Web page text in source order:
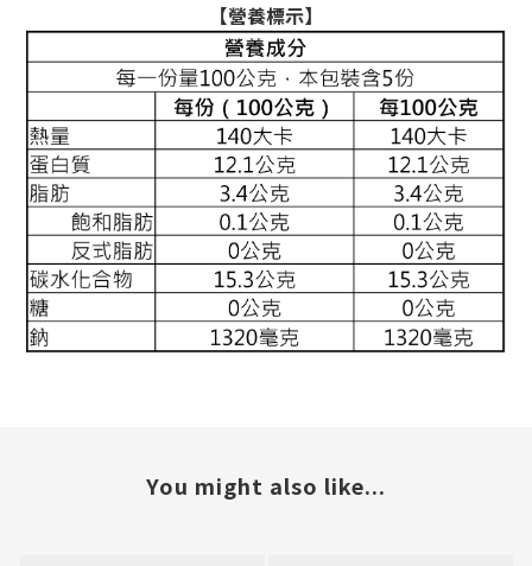
【營養標示】
You might also like...